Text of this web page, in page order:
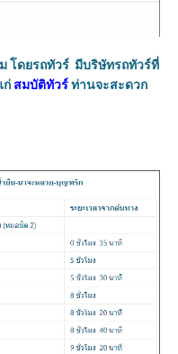
โดยรถทัวร์ มีบริษัทรถทัวร์ที่
ก่ สมบัติทัวร์ท่านจะสะดวก